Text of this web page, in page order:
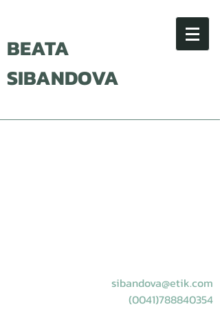
BEATA
SIBANDOVA
sibandova@etik.com
(0041)788840354